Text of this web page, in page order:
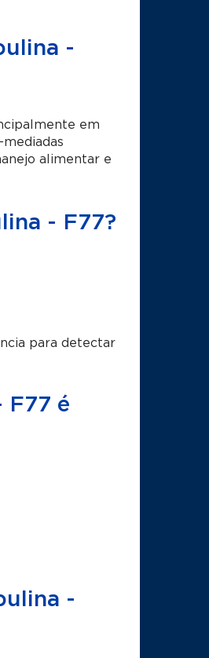
-
em
alimentar e
- F77?
para detectar
F77 é
-